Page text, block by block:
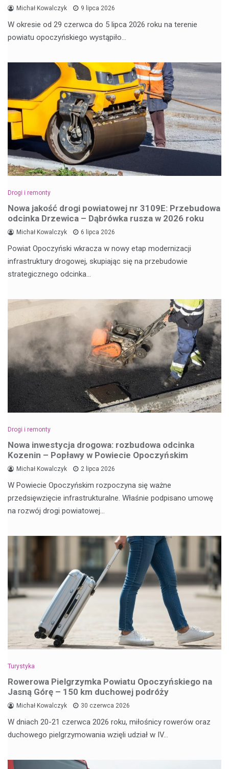
Michał Kowalczyk 9 lipca 2026
W okresie od 29 czerwca do 5 lipca 2026 roku na terenie
powiatu opoczyńskiego wystąpiło…
Drogi i remonty
Nowa jakość drogi powiatowej nr 3109E: Przebudowa
odcinka Drzewica – Dąbrówka rusza w 2026 roku
Michał Kowalczyk 6 lipca 2026
Powiat Opoczyński wkracza w nowy etap modernizacji
infrastruktury drogowej, skupiając się na przebudowie
strategicznego odcinka…
Drogi i remonty
Nowa inwestycja drogowa: rozbudowa odcinka
Kozenin – Popławy w Powiecie Opoczyńskim
Michał Kowalczyk 2 lipca 2026
W Powiecie Opoczyńskim rozpoczyna się ważne
przedsięwzięcie infrastrukturalne. Właśnie podpisano umowę
na rozwój drogi powiatowej…
Turystyka
Rowerowa Pielgrzymka Powiatu Opoczyńskiego na
Jasną Górę – 150 km duchowej podróży
Michał Kowalczyk 30 czerwca 2026
W dniach 20-21 czerwca 2026 roku, miłośnicy rowerów oraz
duchowego pielgrzymowania wzięli udział w IV…